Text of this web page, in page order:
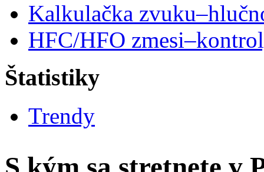
Kalkulačka
HFC/HFO
Štatistiky
Trendy